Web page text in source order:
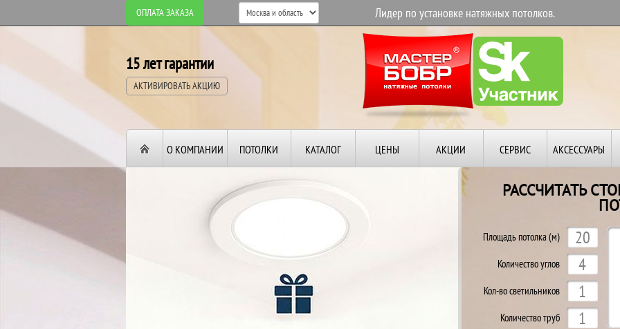
ОПЛАТА ЗАКАЗА Лидер по установке натяжных потолков.
15 лет гарантии
АКТИВИРОВАТЬ АКЦИЮ
О КОМПАНИИ ПОТОЛКИ КАТАЛОГ ЦЕНЫ АКЦИИ СЕРВИС АКСЕССУАРЫ
ВТОРОЙ И ТРЕТИЙ
ПОТОЛОК
РАССЧИТАТЬ
Площадь потолка (м)
Количество углов
Кол-во светильников
Количество труб